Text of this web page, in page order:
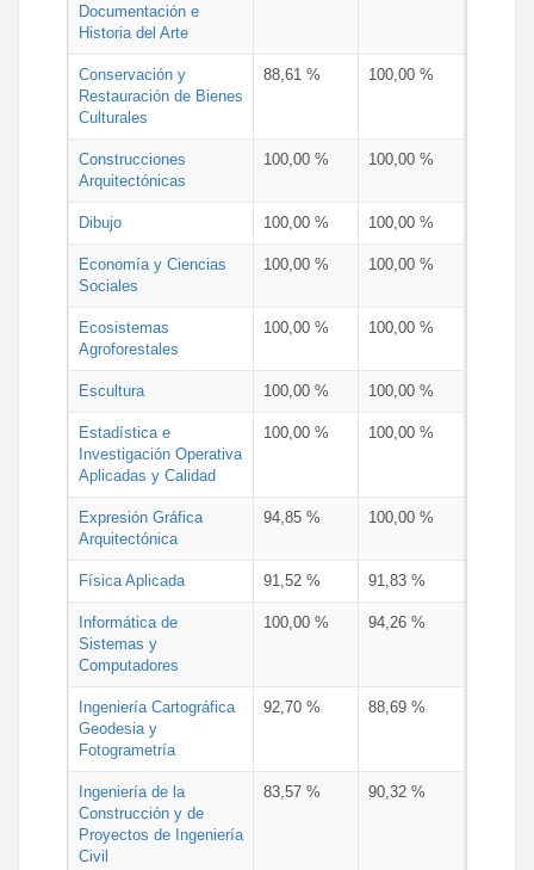
Documentación e
Historia del Arte
Conservación y
Restauración de Bienes
Culturales
88,61 % 100,00 %
Construcciones
Arquitectónicas
100,00 % 100,00 %
Dibujo 100,00 % 100,00 %
Economía y Ciencias
Sociales
100,00 % 100,00 %
Ecosistemas
Agroforestales
100,00 % 100,00 %
Escultura 100,00 % 100,00 %
Estadística e
Investigación Operativa
Aplicadas y Calidad
100,00 % 100,00 %
Expresión Gráfica
Arquitectónica
94,85 % 100,00 %
Física Aplicada 91,52 % 91,83 %
Informática de
Sistemas y
Computadores
100,00 % 94,26 %
Ingeniería Cartográfica
Geodesia y
Fotogrametría
92,70 % 88,69 %
Ingeniería de la
Construcción y de
Proyectos de Ingeniería
Civil
83,57 % 90,32 %